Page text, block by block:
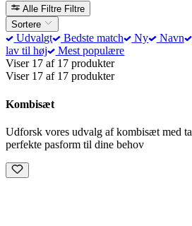
Alle Filtre Filtre
Sortere
Udvalgt Bedste match Ny Navn
lav til høj
Mest populære
Viser 17 af 17 produkter
Viser 17 af 17 produkter
Kombisæt
Udforsk vores udvalg af kombisæt med
perfekte pasform til dine behov